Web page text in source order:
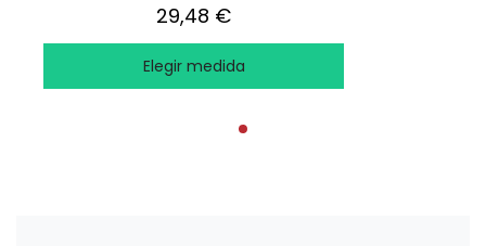
29,48 €
Elegir medida